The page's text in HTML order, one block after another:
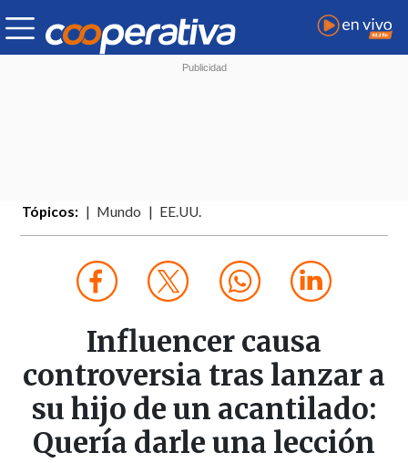
Tópicos: Mundo EE.UU.
Influencer causa
controversia tras lanzar a
su hijo de un acantilado:
Quería darle una lección